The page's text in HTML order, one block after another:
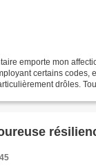
emporte mon
certains codes,
drôles.